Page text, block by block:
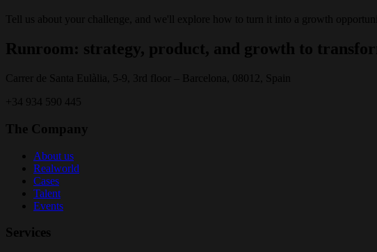
Tell us about your challenge, and we'll explore how to turn it into a growth
Runroom: strategy, product, and growth to
Carrer de Santa Eulàlia, 5-9, 3rd floor – Barcelona, 08012, Spain
+34 934 590 445
The Company
About us
Realworld
Cases
Talent
Events
Services